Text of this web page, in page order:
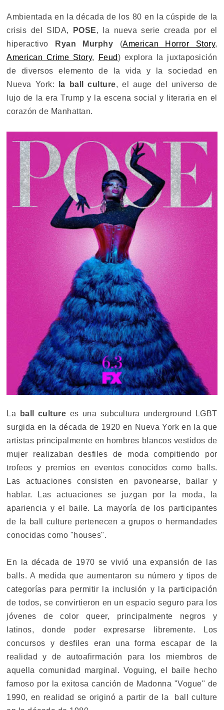
Ambientada en la década de los 80 en la cúspide de la
crisis del SIDA,
POSE, la nueva serie creada por el
hiperactivo
Ryan Murphy (American Horror Story,
American Crime Story, Feud) explora la juxtaposición
de diversos elemento de la vida y la sociedad en
Nueva York:
la ball culture, el auge del universo de
lujo de la era Trump y la escena social y literaria en el
corazón de Manhattan.
La ball culture es una subcultura underground LGBT
surgida en la década de 1920 en Nueva York en la que
artistas principalmente en hombres blancos vestidos de
mujer realizaban desfiles de moda compitiendo por
trofeos y premios en eventos conocidos como balls.
Las actuaciones consisten en pavonearse, bailar y
hablar. Las actuaciones se juzgan por la moda, la
apariencia y el baile. La mayoría de los participantes
de la ball culture pertenecen a grupos o hermandades
conocidas como "houses".
En la década de 1970 se vivió una expansión de las
balls. A medida que aumentaron su número y tipos de
categorías para permitir la inclusión y la participación
de todos, se convirtieron en un espacio seguro para los
jóvenes de color queer, principalmente negros y
latinos, donde poder expresarse libremente. Los
concursos y desfiles eran una forma escapar de la
realidad y de autoafirmación para los miembros de
aquella comunidad marginal. Voguing, el baile hecho
famoso por la exitosa canción de Madonna "Vogue" de
1990, en realidad se originó a partir de la ball culture